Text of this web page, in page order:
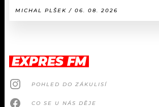
MICHAL PLŠEK / 06. 08. 2026
EXPRES FM
POHLED DO ZÁKULISÍ
CO SE U NÁS DĚJE